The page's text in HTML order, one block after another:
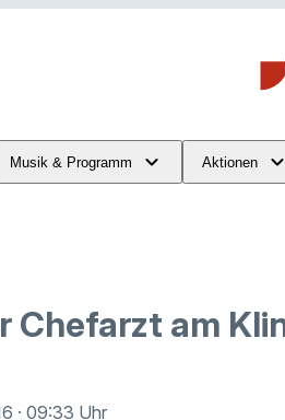
Musik & Programm Aktionen
Chefarzt am
· 09:33 Uhr